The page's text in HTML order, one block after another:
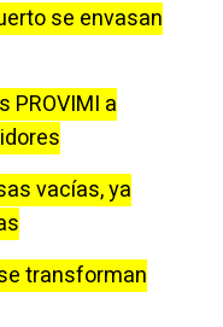
se envasan
PROVIMI a
vacías, ya
transforman